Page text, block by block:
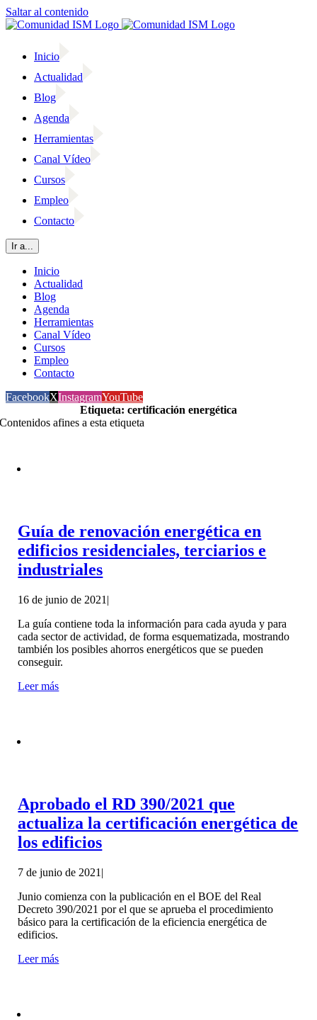
Saltar al contenido
Inicio
Actualidad
Blog
Agenda
Herramientas
Canal Vídeo
Cursos
Empleo
Contacto
Ir a...
Inicio
Actualidad
Blog
Agenda
Herramientas
Canal Vídeo
Cursos
Empleo
Contacto
FacebookXInstagramYouTube
Etiqueta: certificación energética
Contenidos afines a esta etiqueta
Guía de renovación energética en
edificios residenciales, terciarios e
industriales
16 de junio de 2021 |
La guía contiene toda la información para cada ayuda y para
cada sector de actividad, de forma esquematizada, mostrando
también los posibles ahorros energéticos que se pueden
conseguir.
Leer más
Aprobado el RD 390/2021 que
actualiza la certificación energética de
los edificios
7 de junio de 2021 |
Junio comienza con la publicación en el BOE del Real
Decreto 390/2021 por el que se aprueba el procedimiento
básico para la certificación de la eficiencia energética de
edificios.
Leer más